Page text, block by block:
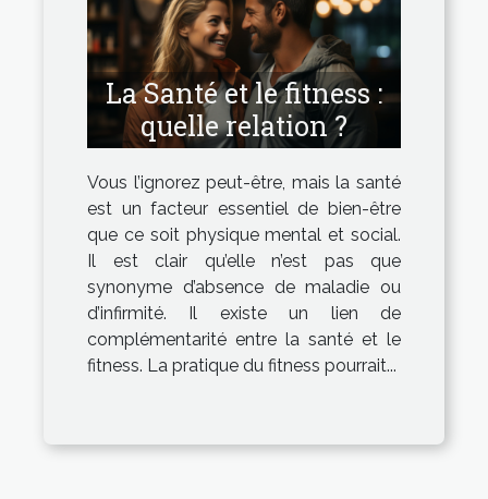
La Santé et le fitness :
quelle relation ?
Vous l’ignorez peut-être, mais la santé
est un facteur essentiel de bien-être
que ce soit physique mental et social.
Il est clair qu’elle n’est pas que
synonyme d’absence de maladie ou
d’infirmité. Il existe un lien de
complémentarité entre la santé et le
fitness. La pratique du fitness pourrait...